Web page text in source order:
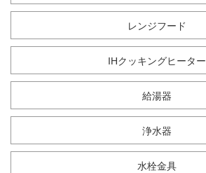
レンジフード
IHクッキングヒーター
給湯器
浄水器
水栓金具